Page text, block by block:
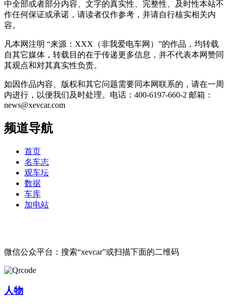
中全部或者部分内容、文字的真实性、完整性、及时性本站不
作任何保证或承诺，请读者仅作参考，并请自行核实相关内
容。
凡本网注明 “来源：XXX（非我爱电车网）”的作品，均转载
自其它媒体，转载目的在于传递更多信息，并不代表本网赞同
其观点和对其真实性负责。
如因作品内容、版权和其它问题需要同本网联系的，请在一周
内进行，以便我们及时处理。电话：400-6197-660-2 邮箱：
news@xevcar.com
频道导航
首页
名车志
观车坛
数据
车库
加电站
微信公众平台：搜索“xevcar”或扫描下面的二维码
人物